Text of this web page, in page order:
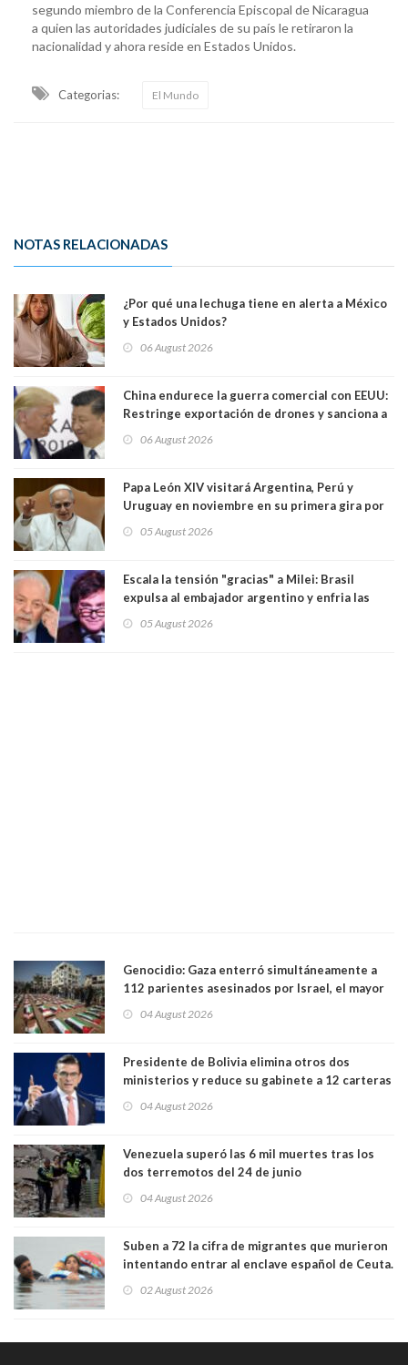
segundo miembro de la Conferencia Episcopal de Nicaragua
a quien las autoridades judiciales de su país le retiraron la
nacionalidad y ahora reside en Estados Unidos.
Categorias: El Mundo
NOTAS RELACIONADAS
¿Por qué una lechuga tiene en alerta a México
y Estados Unidos?
06 August 2026
China endurece la guerra comercial con EEUU:
Restringe exportación de drones y sanciona a
06 August 2026
Papa León XIV visitará Argentina, Perú y
Uruguay en noviembre en su primera gira por
05 August 2026
Escala la tensión "gracias" a Milei: Brasil
expulsa al embajador argentino y enfria las
trasandino
05 August 2026
Genocidio: Gaza enterró simultáneamente a
112 parientes asesinados por Israel, el mayor
muertos figuran 44 niños y nueve ancianos
04 August 2026
Presidente de Bolivia elimina otros dos
ministerios y reduce su gabinete a 12 carteras
04 August 2026
Venezuela superó las 6 mil muertes tras los
dos terremotos del 24 de junio
04 August 2026
Suben a 72 la cifra de migrantes que murieron
intentando entrar al enclave español de Ceuta.
02 August 2026